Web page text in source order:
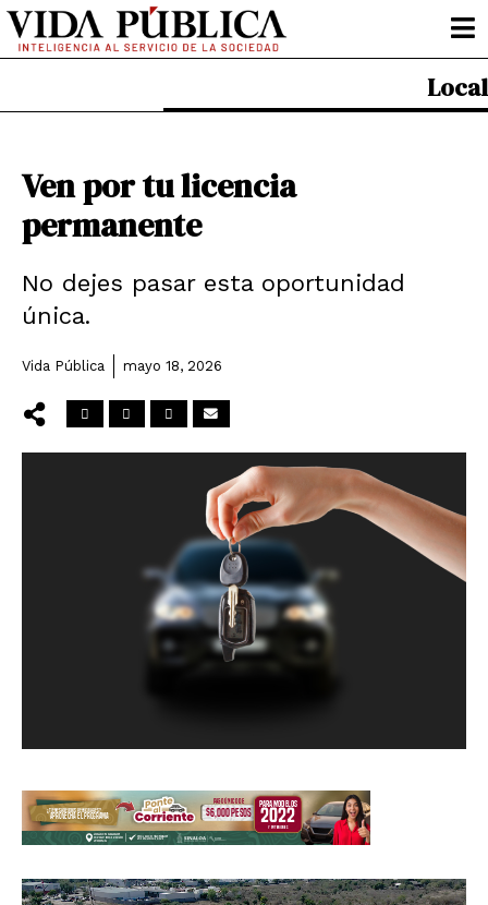
Ir
contenido
Local
Ven por tu licencia
permanente
No dejes pasar esta oportunidad
única.
Vida Pública mayo 18, 2026
Reproductor